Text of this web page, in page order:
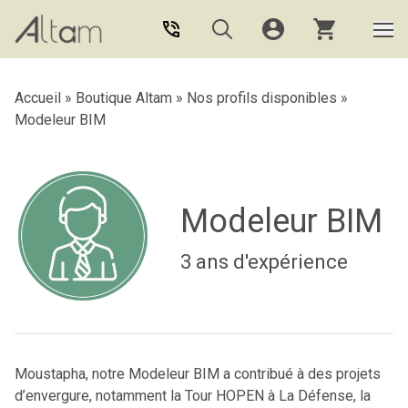
Aller au contenu principal
Accueil » Boutique Altam » Nos profils disponibles »
Modeleur BIM
Modeleur BIM
3 ans d'expérience
Moustapha, notre Modeleur BIM a contribué à des projets
d’envergure, notamment la Tour HOPEN à La Défense, la